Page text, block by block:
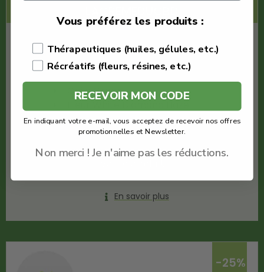
9.09
€6.81
Odile Green
Quantité : 1g
Fleur CBD
En savoir plus
-25%
Vous préférez les produits :
Thérapeutiques (huiles, gélules, etc.)
Récréatifs (fleurs, résines, etc.)
RECEVOIR MON CODE
En indiquant votre e-mail, vous acceptez de recevoir nos offres
promotionnelles et Newsletter.
Non merci ! Je n'aime pas les réductions.